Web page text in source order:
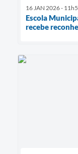
16 JAN 2026 -
Escola
recebe